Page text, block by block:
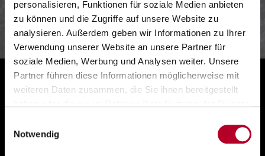
personalisieren, Funktionen für soziale Medien anbieten
zu können und die Zugriffe auf unsere Website zu
analysieren. Außerdem geben wir Informationen zu Ihrer
Verwendung unserer Website an unsere Partner für
soziale Medien, Werbung und Analysen weiter. Unsere
Partner führen diese Informationen möglicherweise mit
weiteren Daten zusammen, die Sie ihnen bereitgestellt
Notwendig
Oktober wird der Sieger der…